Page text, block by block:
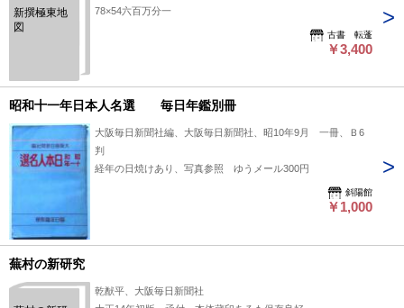
夫、川村金
一郎、楠山
幸三郎 他
新撰極東地
図
78×54六百万分一
古書 転蓬
￥3,400
昭和十一年日本人名選 毎日年鑑別冊
大阪毎日新聞社編、大阪毎日新聞社、昭10年9月 一冊、Ｂ6
判
経年の日焼けあり、写真参照 ゆうメール300円
斜陽館
￥1,000
蕪村の新研究
乾猷平、大阪毎日新聞社